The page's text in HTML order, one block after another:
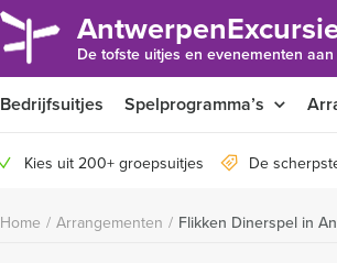
De tofste uitjes en evenementen
Bedrijfsuitjes Spelprogramma’s
Kies uit 200+ groepsuitjes De
Home / Arrangementen / Flikken Dinerspel in